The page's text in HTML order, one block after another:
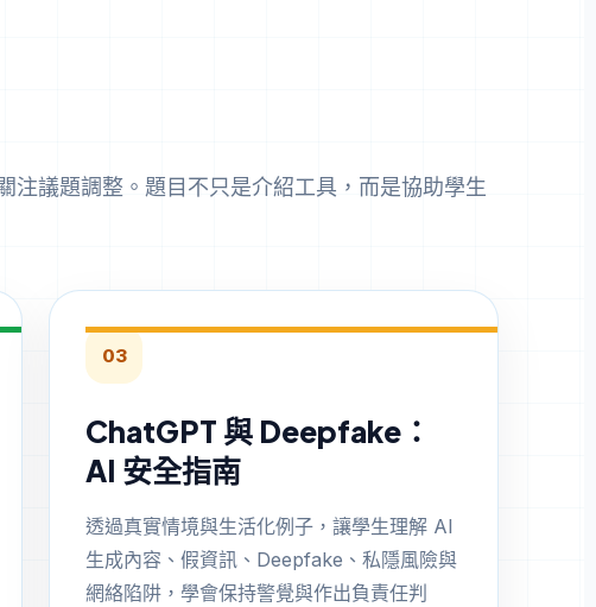
注議題調整。題目不只是介紹工具，而是協助學生
03
ChatGPT 與 Deepfake：
AI 安全指南
透過真實情境與生活化例子，讓學生理解 AI
生成內容、假資訊、Deepfake、私隱風險與
網絡陷阱，學會保持警覺與作出負責任判